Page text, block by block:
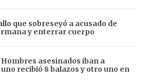
que sobreseyó a acusado de
y enterrar cuerpo
asesinados iban a
recibió 8 balazos y otro uno en